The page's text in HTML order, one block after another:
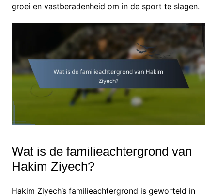
groei en vastberadenheid om in de sport te slagen.
Wat is de familieachtergrond van
Hakim Ziyech?
Hakim Ziyech’s familieachtergrond is geworteld in